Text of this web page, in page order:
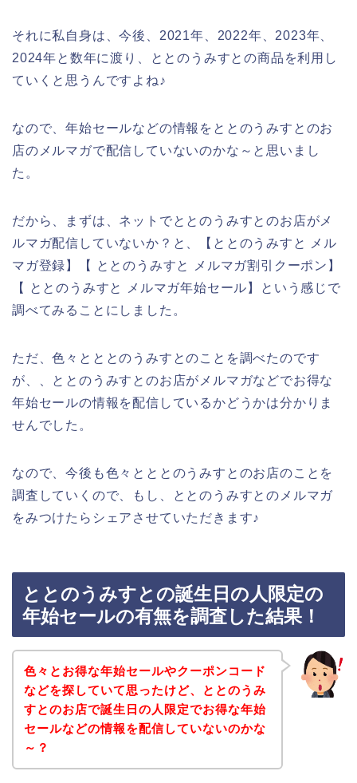
それに私自身は、今後、2021年、2022年、2023年、
2024年と数年に渡り、ととのうみすとの商品を利用し
ていくと思うんですよね♪
なので、年始セールなどの情報をととのうみすとのお
店のメルマガで配信していないのかな～と思いまし
た。
だから、まずは、ネットでととのうみすとのお店がメ
ルマガ配信していないか？と、【ととのうみすと メル
マガ登録】【 ととのうみすと メルマガ割引クーポン】
【 ととのうみすと メルマガ年始セール】という感じで
調べてみることにしました。
ただ、色々とととのうみすとのことを調べたのです
が、、ととのうみすとのお店がメルマガなどでお得な
年始セールの情報を配信しているかどうかは分かりま
せんでした。
なので、今後も色々とととのうみすとのお店のことを
調査していくので、もし、ととのうみすとのメルマガ
をみつけたらシェアさせていただきます♪
ととのうみすとの誕生日の人限定の
年始セールの有無を調査した結果！
色々とお得な年始セールやクーポンコード
などを探していて思ったけど、ととのうみ
すとのお店で誕生日の人限定でお得な年始
セールなどの情報を配信していないのかな
～？